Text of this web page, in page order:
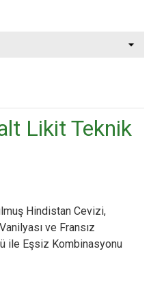
Likit Teknik
Hindistan Cevizi,
ve Fransız
ile Eşsiz Kombinasyonu